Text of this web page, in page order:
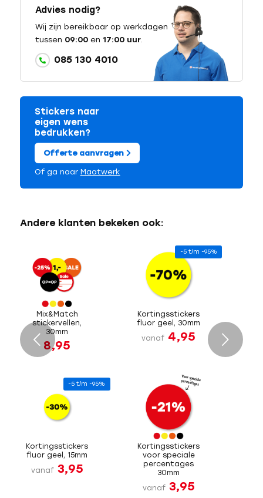
Advies nodig?
Wij zijn bereikbaar op werkdagen
tussen 09:00en 17:00 uur.
085 130 4010
Stickers naar
eigen wens
bedrukken?
Offerte aanvragen
Of ga naar Maatwerk
Andere klanten bekeken ook:
Mix&Match
stickervellen,
30mm
8,95
-5 t/m -95%
Kortingsstickers
fluor geel, 30mm
vanaf 4,95
-5 t/m -95%
Kortingsstickers
fluor geel, 15mm
vanaf 3,95
Kortingsstickers
voor speciale
percentages
30mm
vanaf 3,95
Volgende